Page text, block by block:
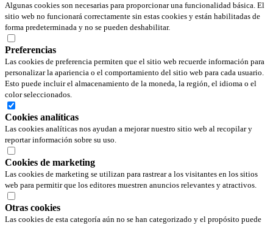
Algunas cookies son necesarias para proporcionar una funcionalidad básica. El
sitio web no funcionará correctamente sin estas cookies y están habilitadas de
forma predeterminada y no se pueden deshabilitar.
Preferencias
Las cookies de preferencia permiten que el sitio web recuerde información para
personalizar la apariencia o el comportamiento del sitio web para cada usuario.
Esto puede incluir el almacenamiento de la moneda, la región, el idioma o el
color seleccionados.
Cookies analíticas
Las cookies analíticas nos ayudan a mejorar nuestro sitio web al recopilar y
reportar información sobre su uso.
Cookies de marketing
Las cookies de marketing se utilizan para rastrear a los visitantes en los sitios
web para permitir que los editores muestren anuncios relevantes y atractivos.
Otras cookies
Las cookies de esta categoría aún no se han categorizado y el propósito puede